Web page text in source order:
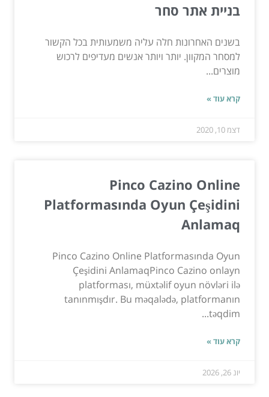
בניית אתר סחר
בשנים האחרונות חלה עליה משמעותית בכל הקשור
למסחר המקוון. יותר ויותר אנשים מעדיפים לרכוש
מוצרים...
קרא עוד »
דצמ 10, 2020
Pinco Cazino Online
Platformasında Oyun Çeşidini
Anlamaq
Pinco Cazino Online Platformasında Oyun
Çeşidini AnlamaqPinco Cazino onlayn
platforması, müxtəlif oyun növləri ilə
tanınmışdır. Bu məqalədə, platformanın
təqdim...
קרא עוד »
יונ 26, 2026